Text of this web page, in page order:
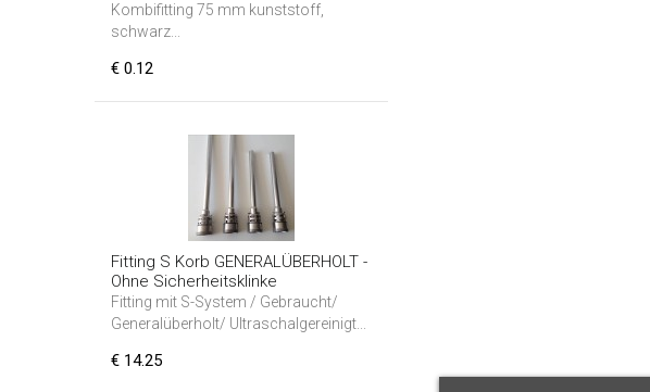
Kombifitting 75 mm kunststoff,
schwarz...
€ 0.12
Fitting S Korb GENERALÜBERHOLT -
Ohne Sicherheitsklinke
Fitting mit S-System / Gebraucht/
Generalüberholt/ Ultraschalgereinigt...
€ 14.25